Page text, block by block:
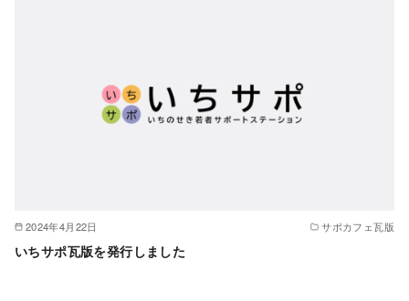
2024年4月22日 サポカフェ瓦版
いちサポ瓦版を発行しました